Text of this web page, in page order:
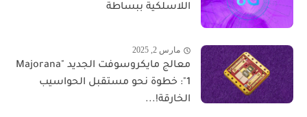
اللاسلكية ببساطة
مارس 2, 2025
معالج مايكروسوفت الجديد "Majorana
1": خطوة نحو مستقبل الحواسيب
الخارقة!...